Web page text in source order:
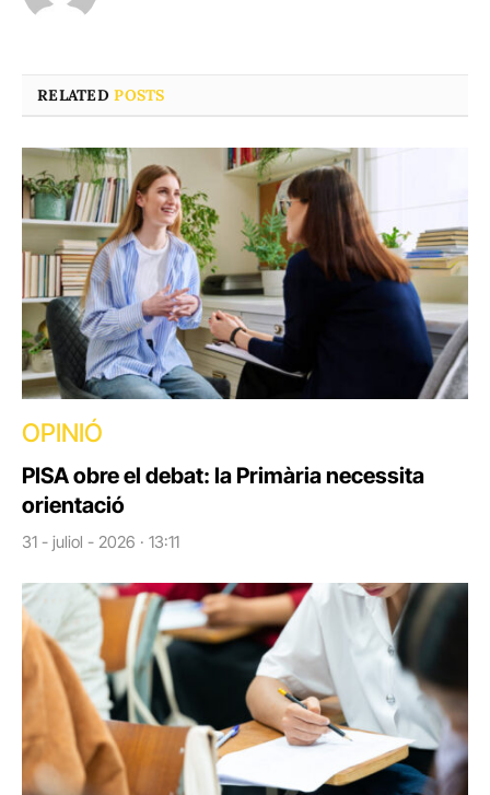
RELATEDPOSTS
OPINIÓ
PISA obre el debat: la Primària necessita
orientació
31 - juliol - 2026 · 13:11